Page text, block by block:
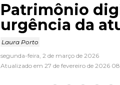
Patrimônio
urgência da
Laura Porto
segunda-feira, 2 de março de 2026
Atualizado em 27 de fevereiro de 2026